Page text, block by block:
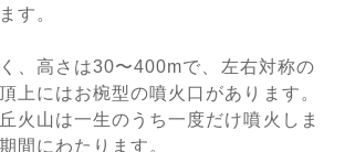
す。
、高さは30〜400mで、左右対称の
上にはお椀型の噴火口があります。
火山は一生のうち一度だけ噴火しま
間にわたります。